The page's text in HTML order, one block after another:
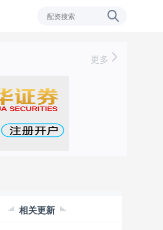
更多
相关更新